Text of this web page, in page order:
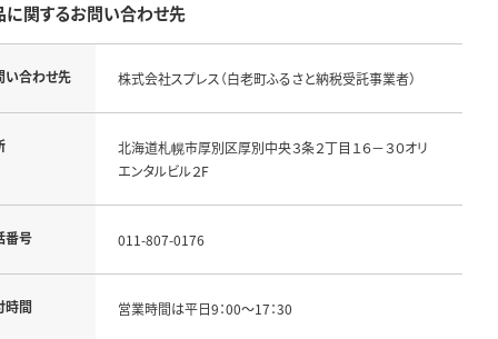
に関するお問い合わせ先
い合わせ先 株式会社スプレス（白老町ふるさと納税受託事業者）
北海道札幌市厚別区厚別中央３条２丁目１６－３０オリ
エンタルビル２F
番号 011-807-0176
時間 営業時間は平日9：00～17：30